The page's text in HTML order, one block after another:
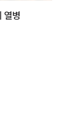
열병